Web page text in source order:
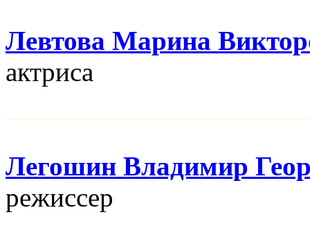
Левтова Марина
актриса
Легошин Владимир
режисcер